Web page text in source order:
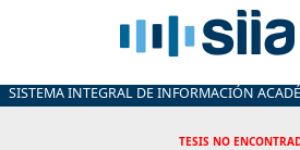
SISTEMA INTEGRAL DE INFORMACIÓN
TESIS NO